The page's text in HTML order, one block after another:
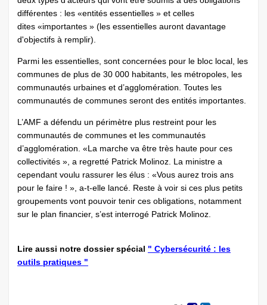
différentes : les «entités essentielles » et celles
dites «importantes » (les essentielles auront davantage
d'objectifs à remplir).
Parmi les essentielles, sont concernées pour le bloc local, les
communes de plus de 30 000 habitants, les métropoles, les
communautés urbaines et d’agglomération. Toutes les
communautés de communes seront des entités importantes.
L’AMF a défendu un périmètre plus restreint pour les
communautés de communes et les communautés
d’agglomération. «La marche va être très haute pour ces
collectivités », a regretté Patrick Molinoz. La ministre a
cependant voulu rassurer les élus : «Vous aurez trois ans
pour le faire ! », a-t-elle lancé. Reste à voir si ces plus petits
groupements vont pouvoir tenir ces obligations, notamment
sur le plan financier, s’est interrogé Patrick Molinoz.
Lire aussi notre dossier spécial " Cybersécurité : les
outils pratiques "